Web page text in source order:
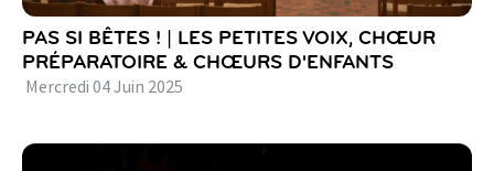
PAS SI BÊTES ! | LES PETITES VOIX, CHŒUR
PRÉPARATOIRE & CHŒURS D'ENFANTS
Mercredi 04Juin 2025